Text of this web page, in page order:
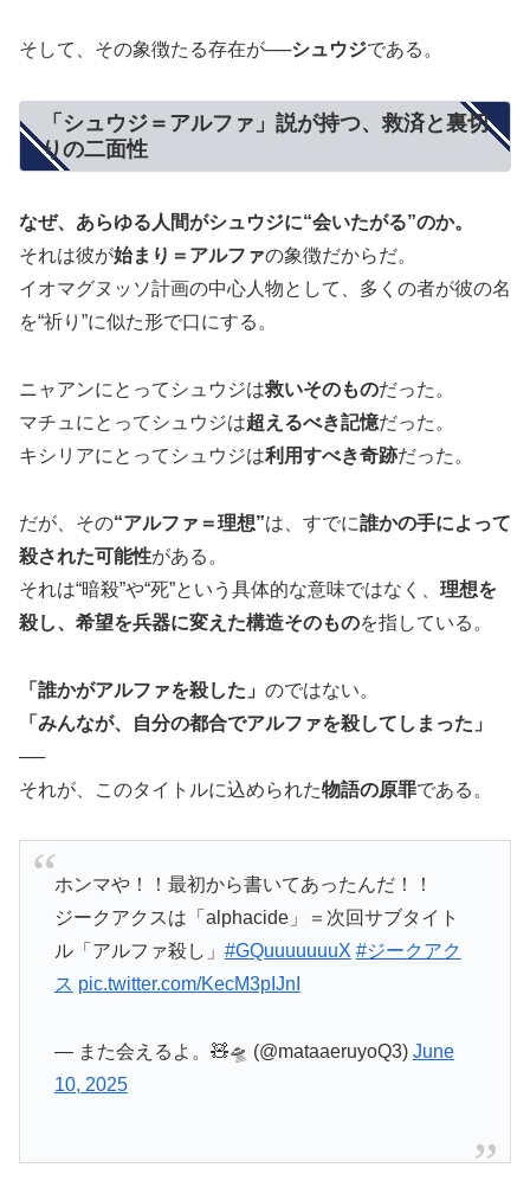
そして、その象徴たる存在が──シュウジである。
「シュウジ＝アルファ」説が持つ、救済と裏切
りの二面性
なぜ、あらゆる人間がシュウジに“会いたがる”のか。
それは彼が始まり＝アルファの象徴だからだ。
イオマグヌッソ計画の中心人物として、多くの者が彼の名
を“祈り”に似た形で口にする。
ニャアンにとってシュウジは救いそのものだった。
マチュにとってシュウジは超えるべき記憶だった。
キシリアにとってシュウジは利用すべき奇跡だった。
だが、その“アルファ＝理想”は、すでに誰かの手によって
殺された可能性がある。
それは“暗殺”や“死”という具体的な意味ではなく、 理想を
殺し、希望を兵器に変えた構造そのものを指している。
「誰かがアルファを殺した」 のではない。
「みんなが、自分の都合でアルファを殺してしまった」
──
それが、このタイトルに込められた物語の原罪である。
ホンマや！！最初から書いてあったんだ！！
ジークアクスは「alphacide」＝次回サブタイト
ル「アルファ殺し」 #GQuuuuuuuX #ジークアク
ス pic.twitter.com/KecM3pIJnI
— また会えるよ。🧸🛸 (@mataaeruyoQ3) June
10, 2025